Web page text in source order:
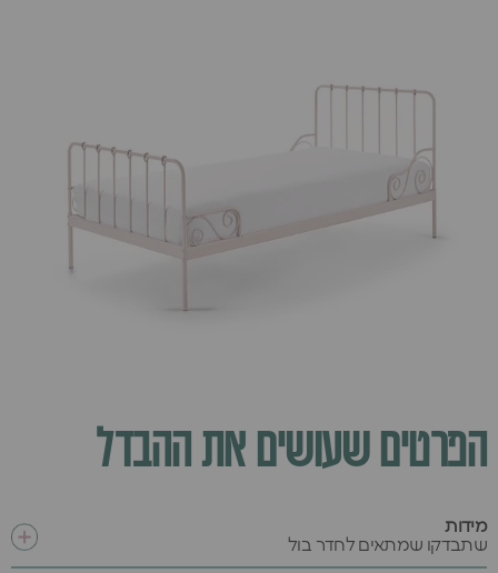
הפרטים שעושים את ההבדל
מידות
שתבדקו שמתאים לחדר בול